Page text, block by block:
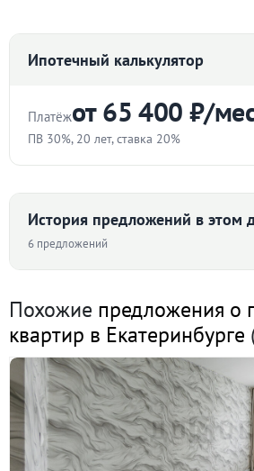
Ипотечный калькулятор
Платёжот 65 400 ₽/
ПВ 30%, 20 лет, ставка 20%
Срок
Ставка
История предложений в этом
6 предложений
76 563
I пол. 2013
66 250
II пол. 2018
76 667
II пол. 2019
80 858
I пол. 2020
Похожие предложения о
квартир в Екатеринбурге